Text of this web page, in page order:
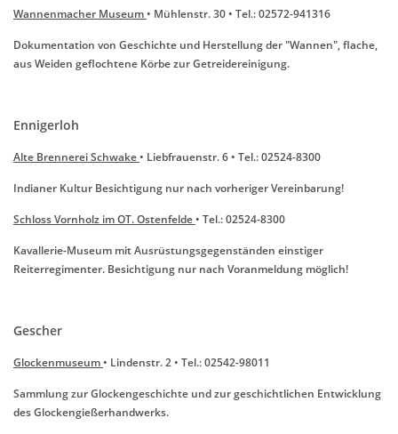
Wannenmacher Museum• Mühlenstr. 30 • Tel.: 02572-941316
Dokumentation von Geschichte und Herstellung der "Wannen", flache,
aus Weiden geflochtene Körbe zur Getreidereinigung.
Ennigerloh
Alte Brennerei Schwake• Liebfrauenstr. 6 • Tel.: 02524-8300
Indianer Kultur Besichtigung nur nach vorheriger Vereinbarung!
Schloss Vornholz im OT. Ostenfelde• Tel.: 02524-8300
Kavallerie-Museum mit Ausrüstungsgegenständen einstiger
Reiterregimenter. Besichtigung nur nach Voranmeldung möglich!
Gescher
Glockenmuseum• Lindenstr. 2 • Tel.: 02542-98011
Sammlung zur Glockengeschichte und zur geschichtlichen Entwicklung
des Glockengießerhandwerks.